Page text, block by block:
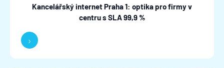
Kancelářský internet Praha 1: optika pro firmy v
centru s SLA 99,9 %
›